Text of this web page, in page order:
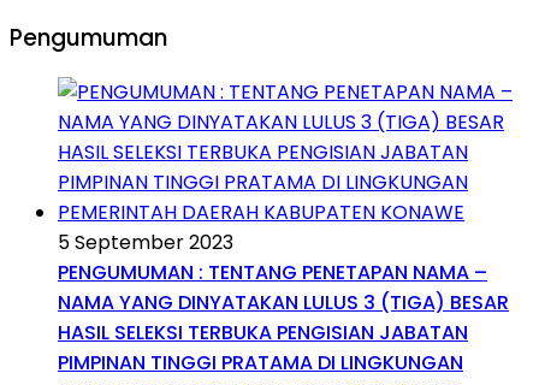
Pengumuman
5 September 2023
PENGUMUMAN : TENTANG PENETAPAN NAMA –
NAMA YANG DINYATAKAN LULUS 3 (TIGA) BESAR
HASIL SELEKSI TERBUKA PENGISIAN JABATAN
PIMPINAN TINGGI PRATAMA DI LINGKUNGAN